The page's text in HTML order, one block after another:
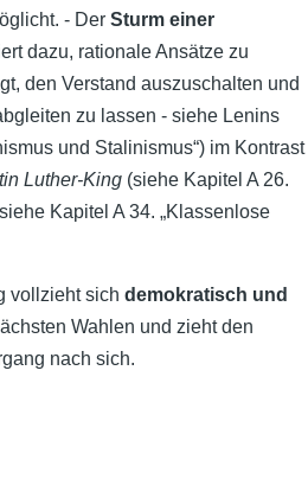
- Der Sturm einer
dazu, rationale Ansätze zu
den Verstand auszuschalten und
zu lassen - siehe Lenins
und Stalinismus“) im Kontrast
Luther-King (siehe Kapitel A 26.
Kapitel A 34. „Klassenlose
vollzieht sich demokratisch und
Wahlen und zieht den
nach sich.